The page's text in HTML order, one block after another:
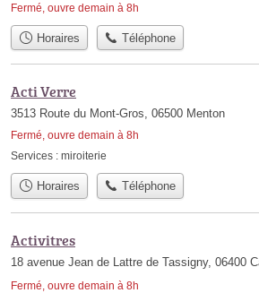
Fermé, ouvre demain à 8h
Horaires Téléphone
Acti Verre
3513 Route du Mont-Gros, 06500 Menton
Fermé, ouvre demain à 8h
Services : miroiterie
Horaires Téléphone
Activitres
18 avenue Jean de Lattre de Tassigny, 06400
Fermé, ouvre demain à 8h